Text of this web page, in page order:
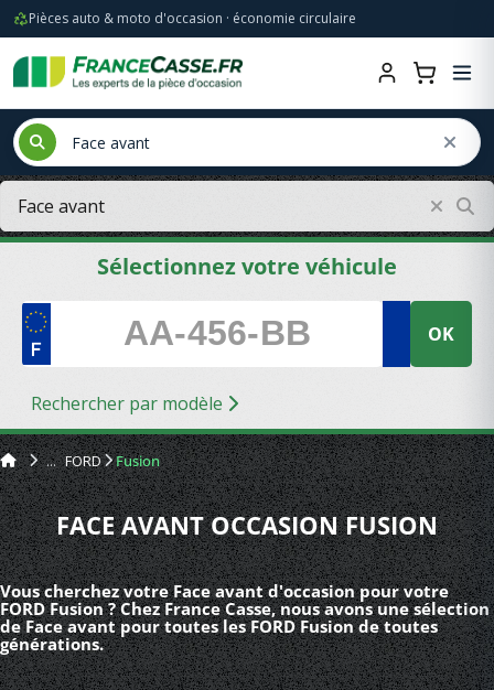
Pièces auto & moto d'occasion · économie circulaire
Sélectionnez votre véhicule
OK
Rechercher par modèle
FORD Fusion
FACE AVANT OCCASION FUSION
Vous cherchez votre Face avant d'occasion pour votre
FORD Fusion ? Chez France Casse, nous avons une sélection
de Face avant pour toutes les FORD Fusion de toutes
générations.